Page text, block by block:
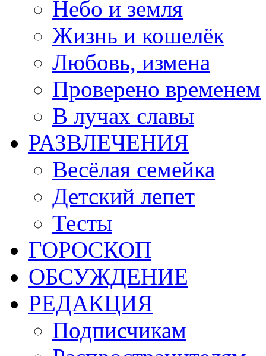
Небо и земля
Жизнь и кошелёк
Любовь, измена
Проверено временем
В лучах славы
РАЗВЛЕЧЕНИЯ
Весёлая семейка
Детский лепет
Тесты
ГОРОСКОП
ОБСУЖДЕНИЕ
РЕДАКЦИЯ
Подписчикам